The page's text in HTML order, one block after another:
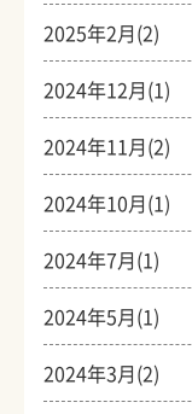
2025年2月(2)
2024年12月(1)
2024年11月(2)
2024年10月(1)
2024年7月(1)
2024年5月(1)
2024年3月(2)